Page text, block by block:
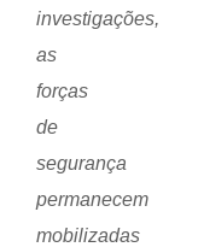
investigações,
as
forças
de
segurança
permanecem
mobilizadas